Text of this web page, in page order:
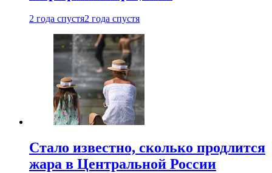
2 года спустя2 года спустя
Стало известно, сколько продлится
жара в Центральной России